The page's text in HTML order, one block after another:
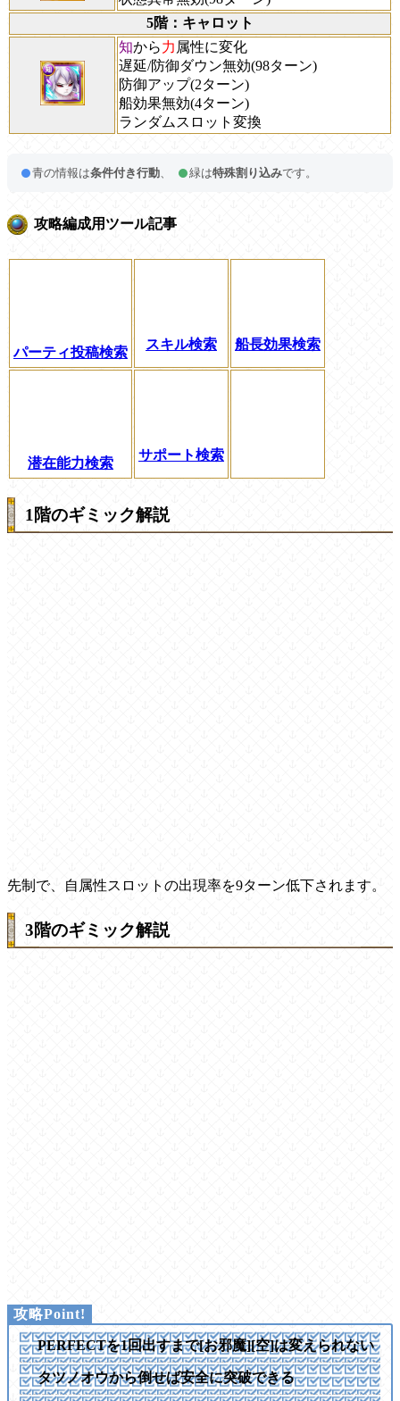
5階：キャロット
知から力 属性に変化
遅延/防御ダウン無効(98ターン)
防御アップ(2ターン)
船効果無効(4ターン)
ランダムスロット変換
青の情報は条件付き行動 緑は特殊割り込みです。
攻略編成用ツール記事
パーティ投稿検索
スキル検索 船長効果検索
潜在能力検索
サポート検索
1階のギミック解説
先制で、自属性スロットの出現率を9ターン低下されます。
3階のギミック解説
PERFECTを1回出すまで[お邪魔][空]は変えられない
タツノオウから倒せば安全に突破できる